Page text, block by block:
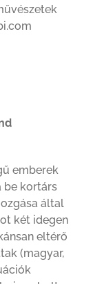
emberek
be kortárs
által
két idegen
eltérő
(magyar,